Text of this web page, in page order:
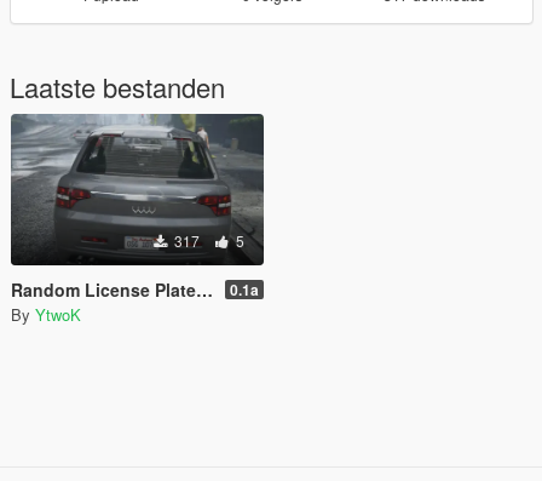
Laatste bestanden
317 5
Random License Plate Number [LEGACY] 0.1a
By YtwoK